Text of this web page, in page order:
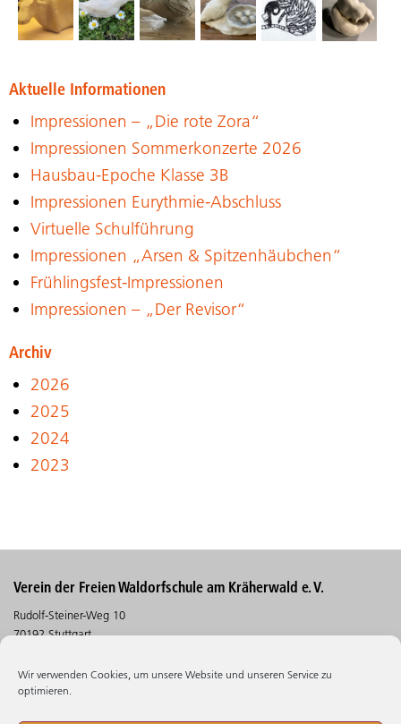
Wir verwenden Cookies, um unsere Website und unseren Service zu
optimieren.
Aktuelle Informationen
Impressionen – „Die rote Zora“
Impressionen Sommerkonzerte 2026
Hausbau-Epoche Klasse 3B
Impressionen Eurythmie-Abschluss
Virtuelle Schulführung
Impressionen „Arsen & Spitzenhäubchen“
Frühlingsfest-Impressionen
Impressionen – „Der Revisor“
Archiv
2026
2025
2024
2023
Verein der Freien Waldorfschule am Kräherwald e. V.
Rudolf-Steiner-Weg 10
70192 Stuttgart
Telefon (0711) 30 5 30 - 530
Telefax (0711) 30 5 30 - 106